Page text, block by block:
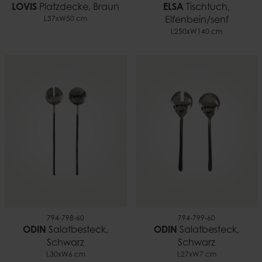
LOVIS Platzdecke, Braun
L37xW50 cm
ELSA Tischtuch,
Elfenbein/senf
L250xW140 cm
794-798-60
ODIN Salatbesteck,
Schwarz
L30xW6 cm
794-799-60
ODIN Salatbesteck,
Schwarz
L27xW7 cm